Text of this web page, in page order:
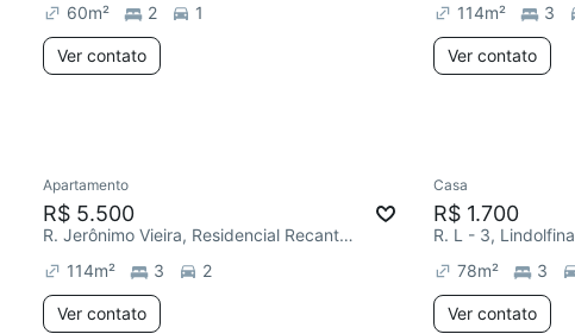
60m² 2 1
Ver contato
114m² 3
Ver contato
Redecorar
Apartamento
R$ 5.500
R. Jerônimo Vieira, Residencial Recanto dos Ipês
114m² 3 2
Ver contato
Casa
R$ 1.700
R. L - 3, Lindolfina
78m² 3
Ver contato